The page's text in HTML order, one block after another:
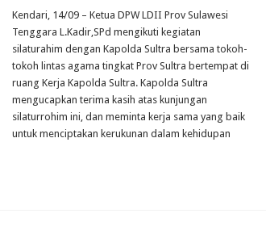
Kendari, 14/09 – Ketua DPW LDII Prov Sulawesi
Tenggara L.Kadir,SPd mengikuti kegiatan
silaturahim dengan Kapolda Sultra bersama tokoh-
tokoh lintas agama tingkat Prov Sultra bertempat di
ruang Kerja Kapolda Sultra. Kapolda Sultra
mengucapkan terima kasih atas kunjungan
silaturrohim ini, dan meminta kerja sama yang baik
untuk menciptakan kerukunan dalam kehidupan